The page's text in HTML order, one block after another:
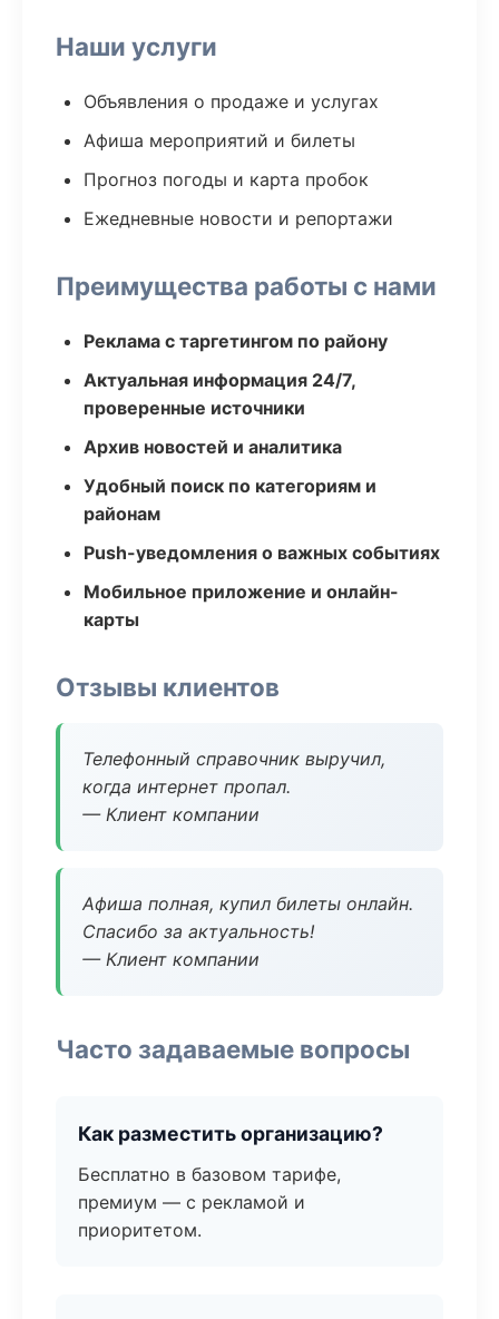
Наши услуги
Объявления о продаже и услугах
Афиша мероприятий и билеты
Прогноз погоды и карта пробок
Ежедневные новости и репортажи
Преимущества работы с нами
Реклама с таргетингом по району
Актуальная информация 24/7,
проверенные источники
Архив новостей и аналитика
Удобный поиск по категориям и
районам
Push-уведомления о важных событиях
Мобильное приложение и онлайн-
карты
Отзывы клиентов
Телефонный справочник выручил,
когда интернет пропал.
— Клиент компании
Афиша полная, купил билеты онлайн.
Спасибо за актуальность!
— Клиент компании
Часто задаваемые вопросы
Как разместить организацию?
Бесплатно в базовом тарифе,
премиум — с рекламой и
приоритетом.